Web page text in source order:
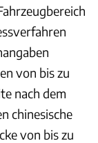
von bis zu
nach dem
chinesische
von bis zu